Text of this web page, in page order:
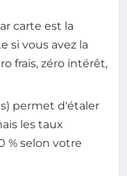
carte est la
si vous avez la
frais, zéro intérêt,
permet d'étaler
les taux
% selon votre